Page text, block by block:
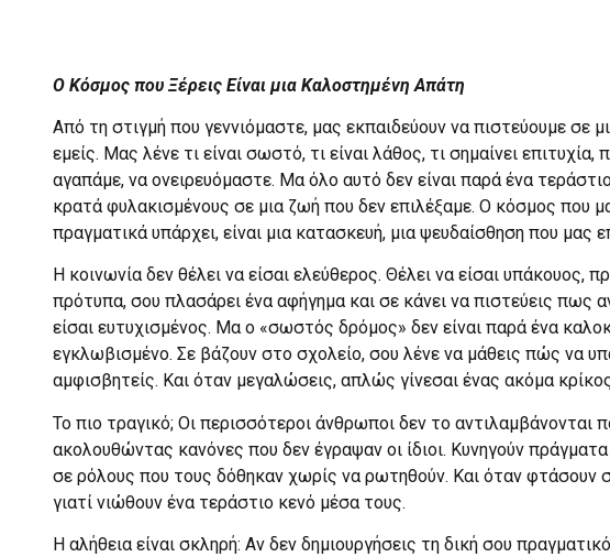
Ο Κόσμος που Ξέρεις Είναι μια Καλοστημένη Απάτη
Από τη στιγμή που γεννιόμαστε, μας εκπαιδεύουν να πιστεύουμε σε
εμείς. Μας λένε τι είναι σωστό, τι είναι λάθος, τι σημαίνει
αγαπάμε, να ονειρευόμαστε. Μα όλο αυτό δεν είναι παρά ένα
κρατά φυλακισμένους σε μια ζωή που δεν επιλέξαμε. Ο κόσμος που
πραγματικά υπάρχει, είναι μια κατασκευή, μια ψευδαίσθηση που μας
Η κοινωνία δεν θέλει να είσαι ελεύθερος. Θέλει να είσαι υπάκουος,
πρότυπα, σου πλασάρει ένα αφήγημα και σε κάνει να πιστεύεις πως
είσαι ευτυχισμένος. Μα ο «σωστός δρόμος» δεν είναι παρά ένα
εγκλωβισμένο. Σε βάζουν στο σχολείο, σου λένε να μάθεις πώς να
αμφισβητείς. Και όταν μεγαλώσεις, απλώς γίνεσαι ένας ακόμα
Το πιο τραγικό; Οι περισσότεροι άνθρωποι δεν το
ακολουθώντας κανόνες που δεν έγραψαν οι ίδιοι. Κυνηγούν
σε ρόλους που τους δόθηκαν χωρίς να ρωτηθούν. Και όταν φτάσουν
γιατί νιώθουν ένα τεράστιο κενό μέσα τους.
Η αλήθεια είναι σκληρή: Αν δεν δημιουργήσεις τη δική σου